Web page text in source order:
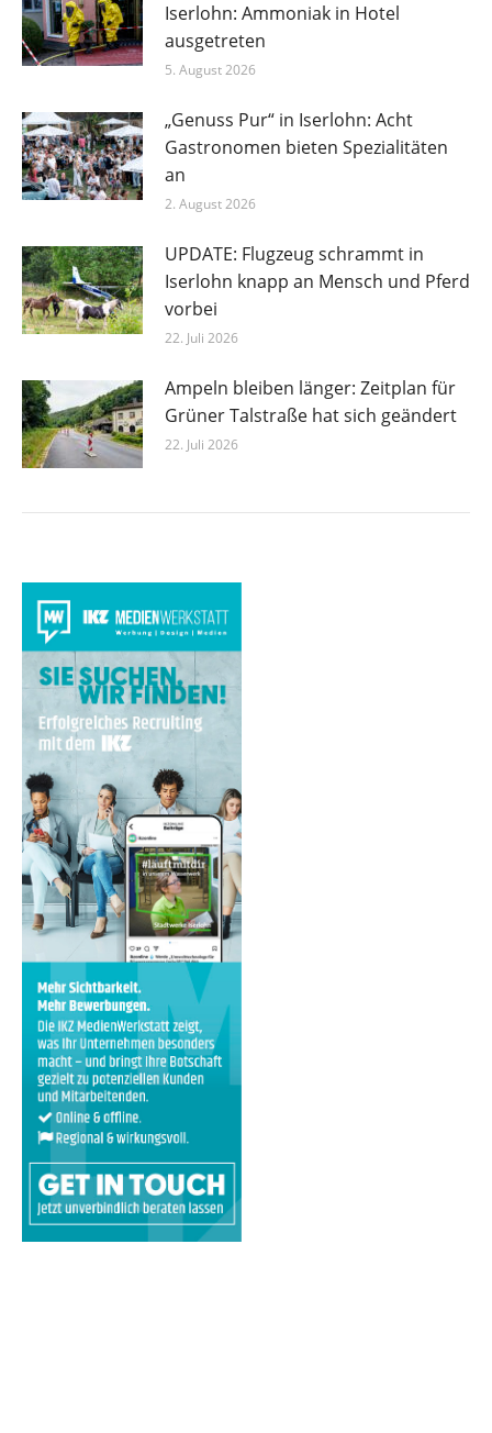
Iserlohn: Ammoniak in Hotel
ausgetreten
5. August 2026
„Genuss Pur“ in Iserlohn: Acht
Gastronomen bieten Spezialitäten
an
2. August 2026
UPDATE: Flugzeug schrammt in
Iserlohn knapp an Mensch und Pferd
vorbei
22. Juli 2026
Ampeln bleiben länger: Zeitplan für
Grüner Talstraße hat sich geändert
22. Juli 2026